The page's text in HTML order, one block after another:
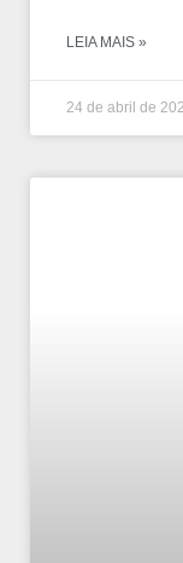
LEIA MAIS »
24 de abril de